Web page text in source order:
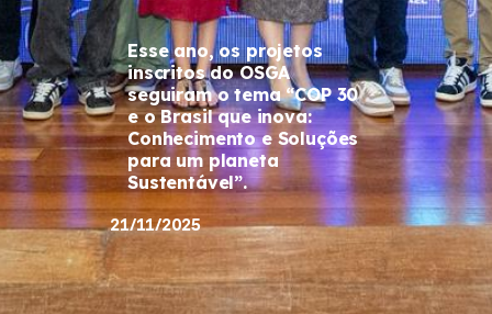
Esse ano, os projetos
inscritos do OSGA
seguiram o tema “COP 30
e o Brasil que inova:
Conhecimento e Soluções
para um planeta
Sustentável”.
21/11/2025